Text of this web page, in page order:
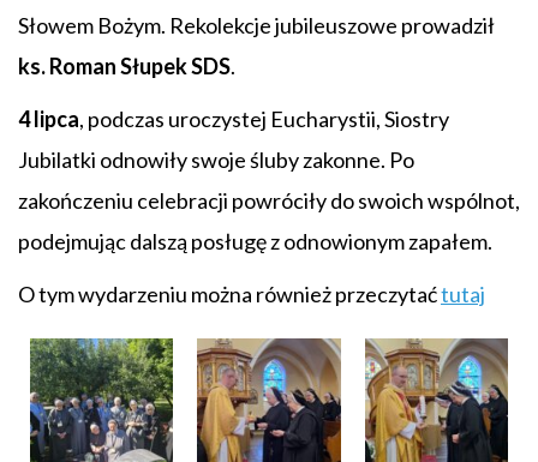
Słowem Bożym. Rekolekcje jubileuszowe prowadził
ks. Roman Słupek SDS.
4 lipca, podczas uroczystej Eucharystii, Siostry
Jubilatki odnowiły swoje śluby zakonne. Po
zakończeniu celebracji powróciły do swoich wspólnot,
podejmując dalszą posługę z odnowionym zapałem.
O tym wydarzeniu można również przeczytaćtutaj